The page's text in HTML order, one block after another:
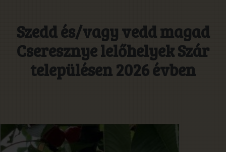
Szedd és/vagy vedd magad
Cseresznye lelőhelyek Szár
településen 2026 évben